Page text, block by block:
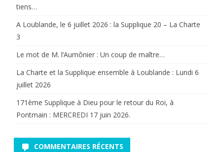
tiens…
A Loublande, le 6 juillet 2026 : la Supplique 20 – La Charte
3
Le mot de M. l’Aumônier : Un coup de maître…
La Charte et la Supplique ensemble à Loublande : Lundi 6
juillet 2026
171ème Supplique à Dieu pour le retour du Roi, à
Pontmain : MERCREDI 17 juin 2026.
COMMENTAIRES RÉCENTS